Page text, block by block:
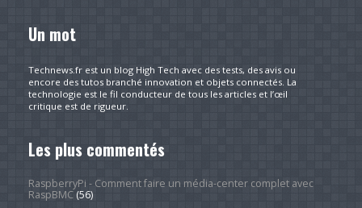
Un mot
Technews.fr est un blog High Tech avec des tests, des avis ou
encore des tutos branché innovation et objets connectés. La
technologie est le fil conducteur de tous les articles et l’œil
critique est de rigueur.
Les plus commentés
RaspberryPi - Comment faire un média-center complet avec
RaspBMC(56)